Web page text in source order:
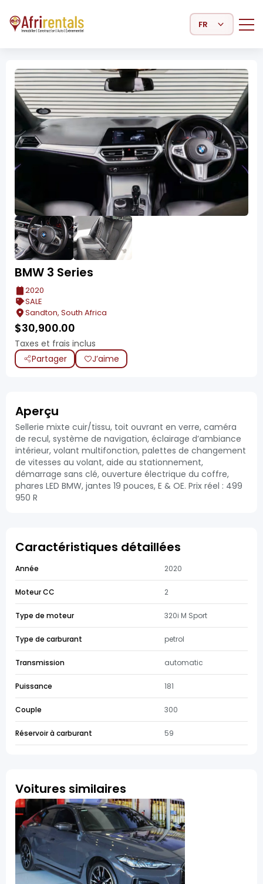
Select Language
BMW 3 Series
2020
SALE
Sandton, South Africa
$30,900.00
Taxes et frais inclus
Partager
J’aime
Aperçu
Sellerie mixte cuir/tissu, toit ouvrant en verre, caméra
de recul, système de navigation, éclairage d’ambiance
intérieur, volant multifonction, palettes de changement
de vitesses au volant, aide au stationnement,
démarrage sans clé, ouverture électrique du coffre,
phares LED BMW, jantes 19 pouces, E & OE. Prix réel : 499
950 R
Caractéristiques détaillées
Année 2020
Moteur CC 2
Type de moteur 320i M Sport
Type de carburant petrol
Transmission automatic
Puissance 181
Couple 300
Réservoir à carburant 59
Voitures similaires